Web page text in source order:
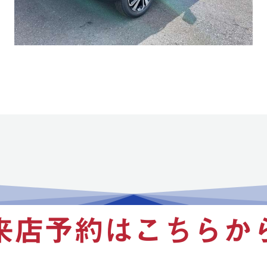
店予約はこちらか